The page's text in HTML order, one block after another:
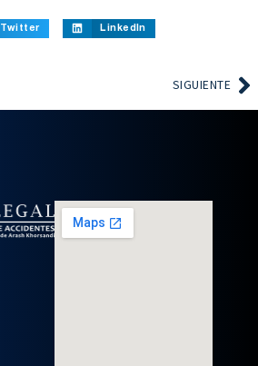
Twitter LinkedIn
SIGUIENTE